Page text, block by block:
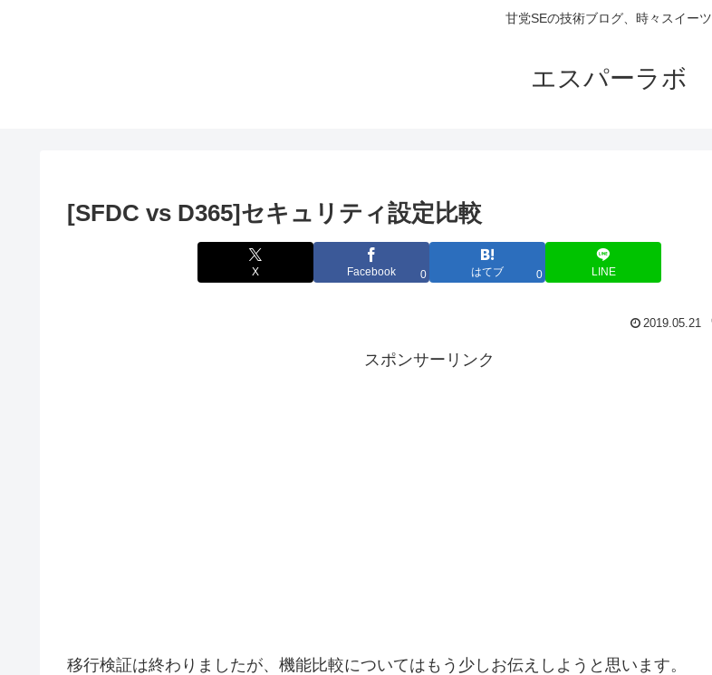
甘党SEの技術ブログ、時々スイーツ
エスパーラボ
[SFDC vs D365]セキュリティ設定比較
X Facebook 0 はてブ 0 LINE
2019.05.21
スポンサーリンク
移行検証は終わりましたが、機能比較についてはもう少しお伝えしようと思います。